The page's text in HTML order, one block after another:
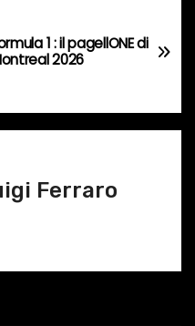
1 : il pagellONE di
2026
Ferraro